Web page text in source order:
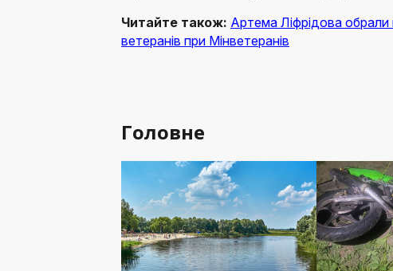
Читайте також: Артема Ліфрідова
ветеранів при Мінветеранів
Головне